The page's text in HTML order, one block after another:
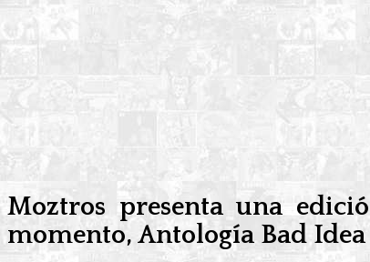
Moztros presenta una
momento, Antología Bad Idea